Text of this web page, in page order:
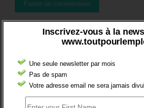
Inscrivez-vous à la
Une seule newsletter par mois
Pas de spam
Votre adresse email ne sera jamais
BRÈVES EMPLOI
FT : + 100 000 INSCRITS EN 2024